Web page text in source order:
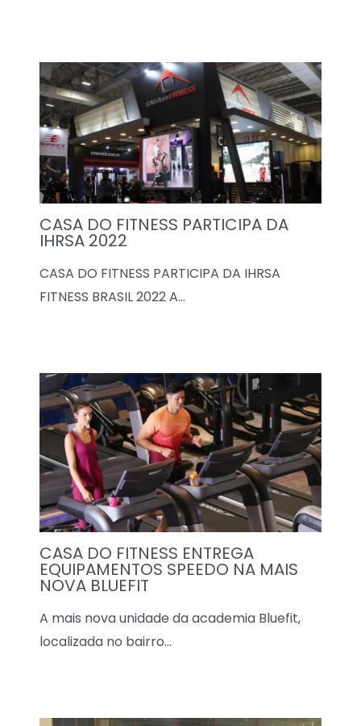
CASA DO FITNESS PARTICIPA DA
IHRSA 2022
CASA DO FITNESS PARTICIPA DA IHRSA
FITNESS BRASIL 2022 A…
CASA DO FITNESS ENTREGA
EQUIPAMENTOS SPEEDO NA MAIS
NOVA BLUEFIT
A mais nova unidade da academia Bluefit,
localizada no bairro…